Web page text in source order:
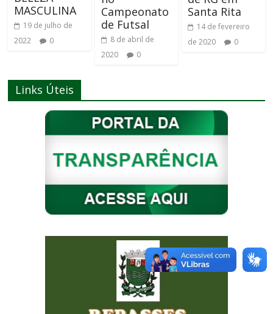
MASCULINA
19 de julho de
2022
0
Campeonato
de Futsal
8 de abril de
2020
0
Santa Rita
14 de fevereiro
de 2020
0
Links Úteis